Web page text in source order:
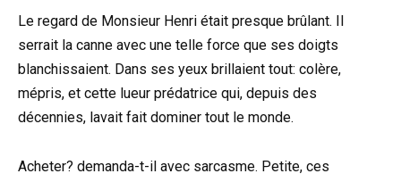
Le regard de Monsieur Henri était presque brûlant. Il
serrait la canne avec une telle force que ses doigts
blanchissaient. Dans ses yeux brillaient tout: colère,
mépris, et cette lueur prédatrice qui, depuis des
décennies, lavait fait dominer tout le monde.
Acheter? demanda-t-il avec sarcasme. Petite, ces